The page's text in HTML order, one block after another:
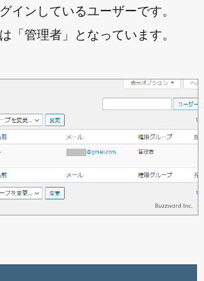
インしているユーザーです。
「管理者」となっています。